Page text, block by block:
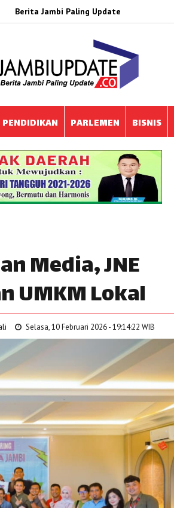
Berita Jambi Paling Update
PENDIDIKAN PARLEMEN BISNIS
Media, JNE
UMKM Lokal
Selasa, 10 Februari 2026 - 19:14:22 WIB